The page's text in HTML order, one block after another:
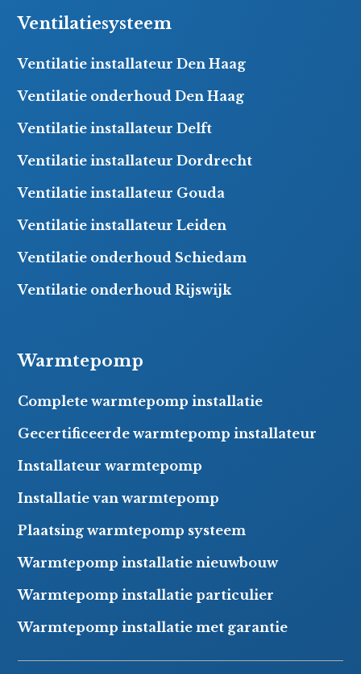
Ventilatiesysteem
Ventilatie installateur Den Haag
Ventilatie onderhoud Den Haag
Ventilatie installateur Delft
Ventilatie installateur Dordrecht
Ventilatie installateur Gouda
Ventilatie installateur Leiden
Ventilatie onderhoud Schiedam
Ventilatie onderhoud Rijswijk
Warmtepomp
Complete warmtepomp installatie
Gecertificeerde warmtepomp installateur
Installateur warmtepomp
Installatie van warmtepomp
Plaatsing warmtepomp systeem
Warmtepomp installatie nieuwbouw
Warmtepomp installatie particulier
Warmtepomp installatie met garantie